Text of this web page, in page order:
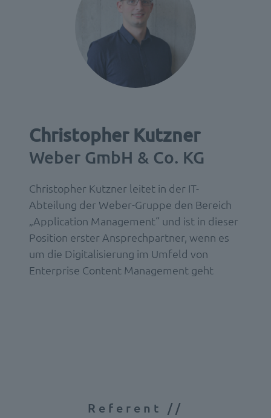
Christopher Kutzner
Weber GmbH & Co. KG
Christopher Kutzner leitet in der IT-
Abteilung der Weber-Gruppe den Bereich
„Application Management“ und ist in dieser
Position erster Ansprechpartner, wenn es
um die Digitalisierung im Umfeld von
Enterprise Content Management geht
Referent //